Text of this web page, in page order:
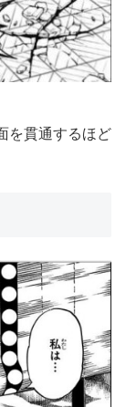
を貫通するほど